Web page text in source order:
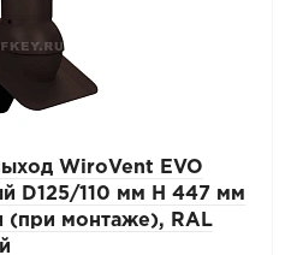
WiroVent EVO
D125/110 мм Н 447 мм
(при монтаже), RAL